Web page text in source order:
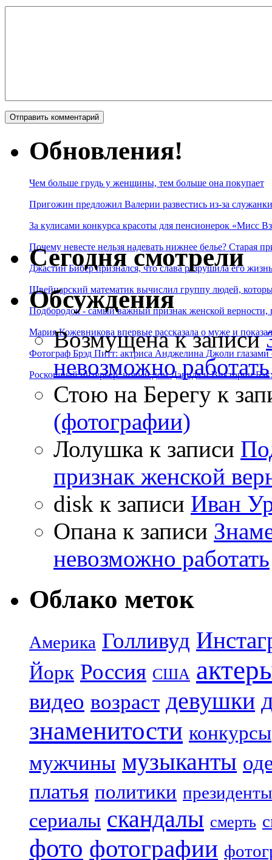
Обновления!
Чем больше грудь у женщины, тем больше она покупает
Пригожин предложил Валерии развестись из-за
За кулисами конкурса красоты для пенсионерок «Мисс
Почему невесте нельзя надевать нижнее белье? Старая
Джастин Бибер признался, что слава разрушила его
Швейцарский математик вычислил группу людей,
Подбородок - самый важный признак женской
Мария Кожевникова впервые рассказала о муже и
Фотограф Брэд Питт: актриса Анджелина Джоли глазами
Роскошный интерьер: новый дом Дэвида и Виктории
Сегодня смотрели
Обсуждения
Возмущенак записи
невозможно работать
Стою на Берегу к
(фотографии)
Лолушка к записи
признак женской
disk к записи Иван
Опана к записи
невозможно работать
Облако меток
Америка Голливуд
Йорк Россия США
видео возраст девушки
знаменитости конкурсы
мужчины музыканты
платья политики президенты
сериалы скандалы смерть
фото фотографии